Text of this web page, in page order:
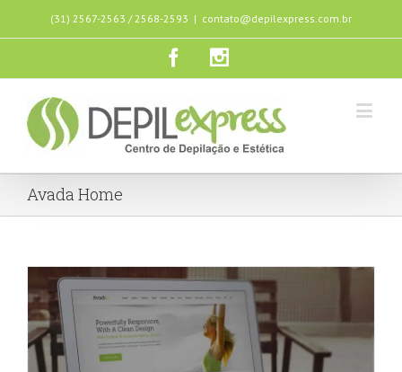
(31) 2567-2563 / 2568-2593 | contato@depilexpress.com.br
Avada Home